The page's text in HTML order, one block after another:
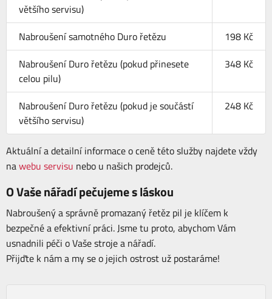
většího servisu)
Nabroušení samotného Duro řetězu
198 Kč
Nabroušení Duro řetězu (pokud přinesete
celou pilu)
348 Kč
Nabroušení Duro řetězu (pokud je součástí
většího servisu)
248 Kč
Aktuální a detailní informace o ceně této služby najdete vždy
nawebu servisu nebo u našich prodejců.
O Vaše nářadí pečujeme s láskou
Nabroušený a správně promazaný řetěz pil je klíčem k
bezpečné a efektivní práci. Jsme tu proto, abychom Vám
usnadnili péči o Vaše stroje a nářadí.
Přijďte k nám a my se o jejich ostrost už postaráme!